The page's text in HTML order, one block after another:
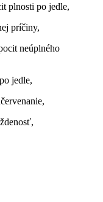
plnosti po jedle,
príčiny,
neúplného
jedle,